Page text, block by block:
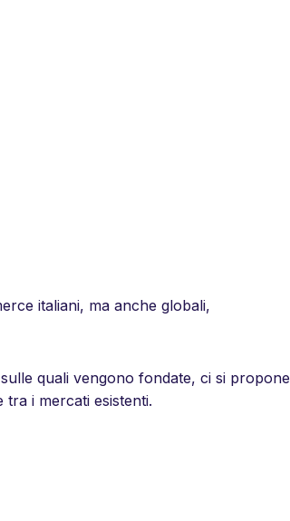
italiani, ma anche globali,
quali vengono fondate, ci si propone
i mercati esistenti.